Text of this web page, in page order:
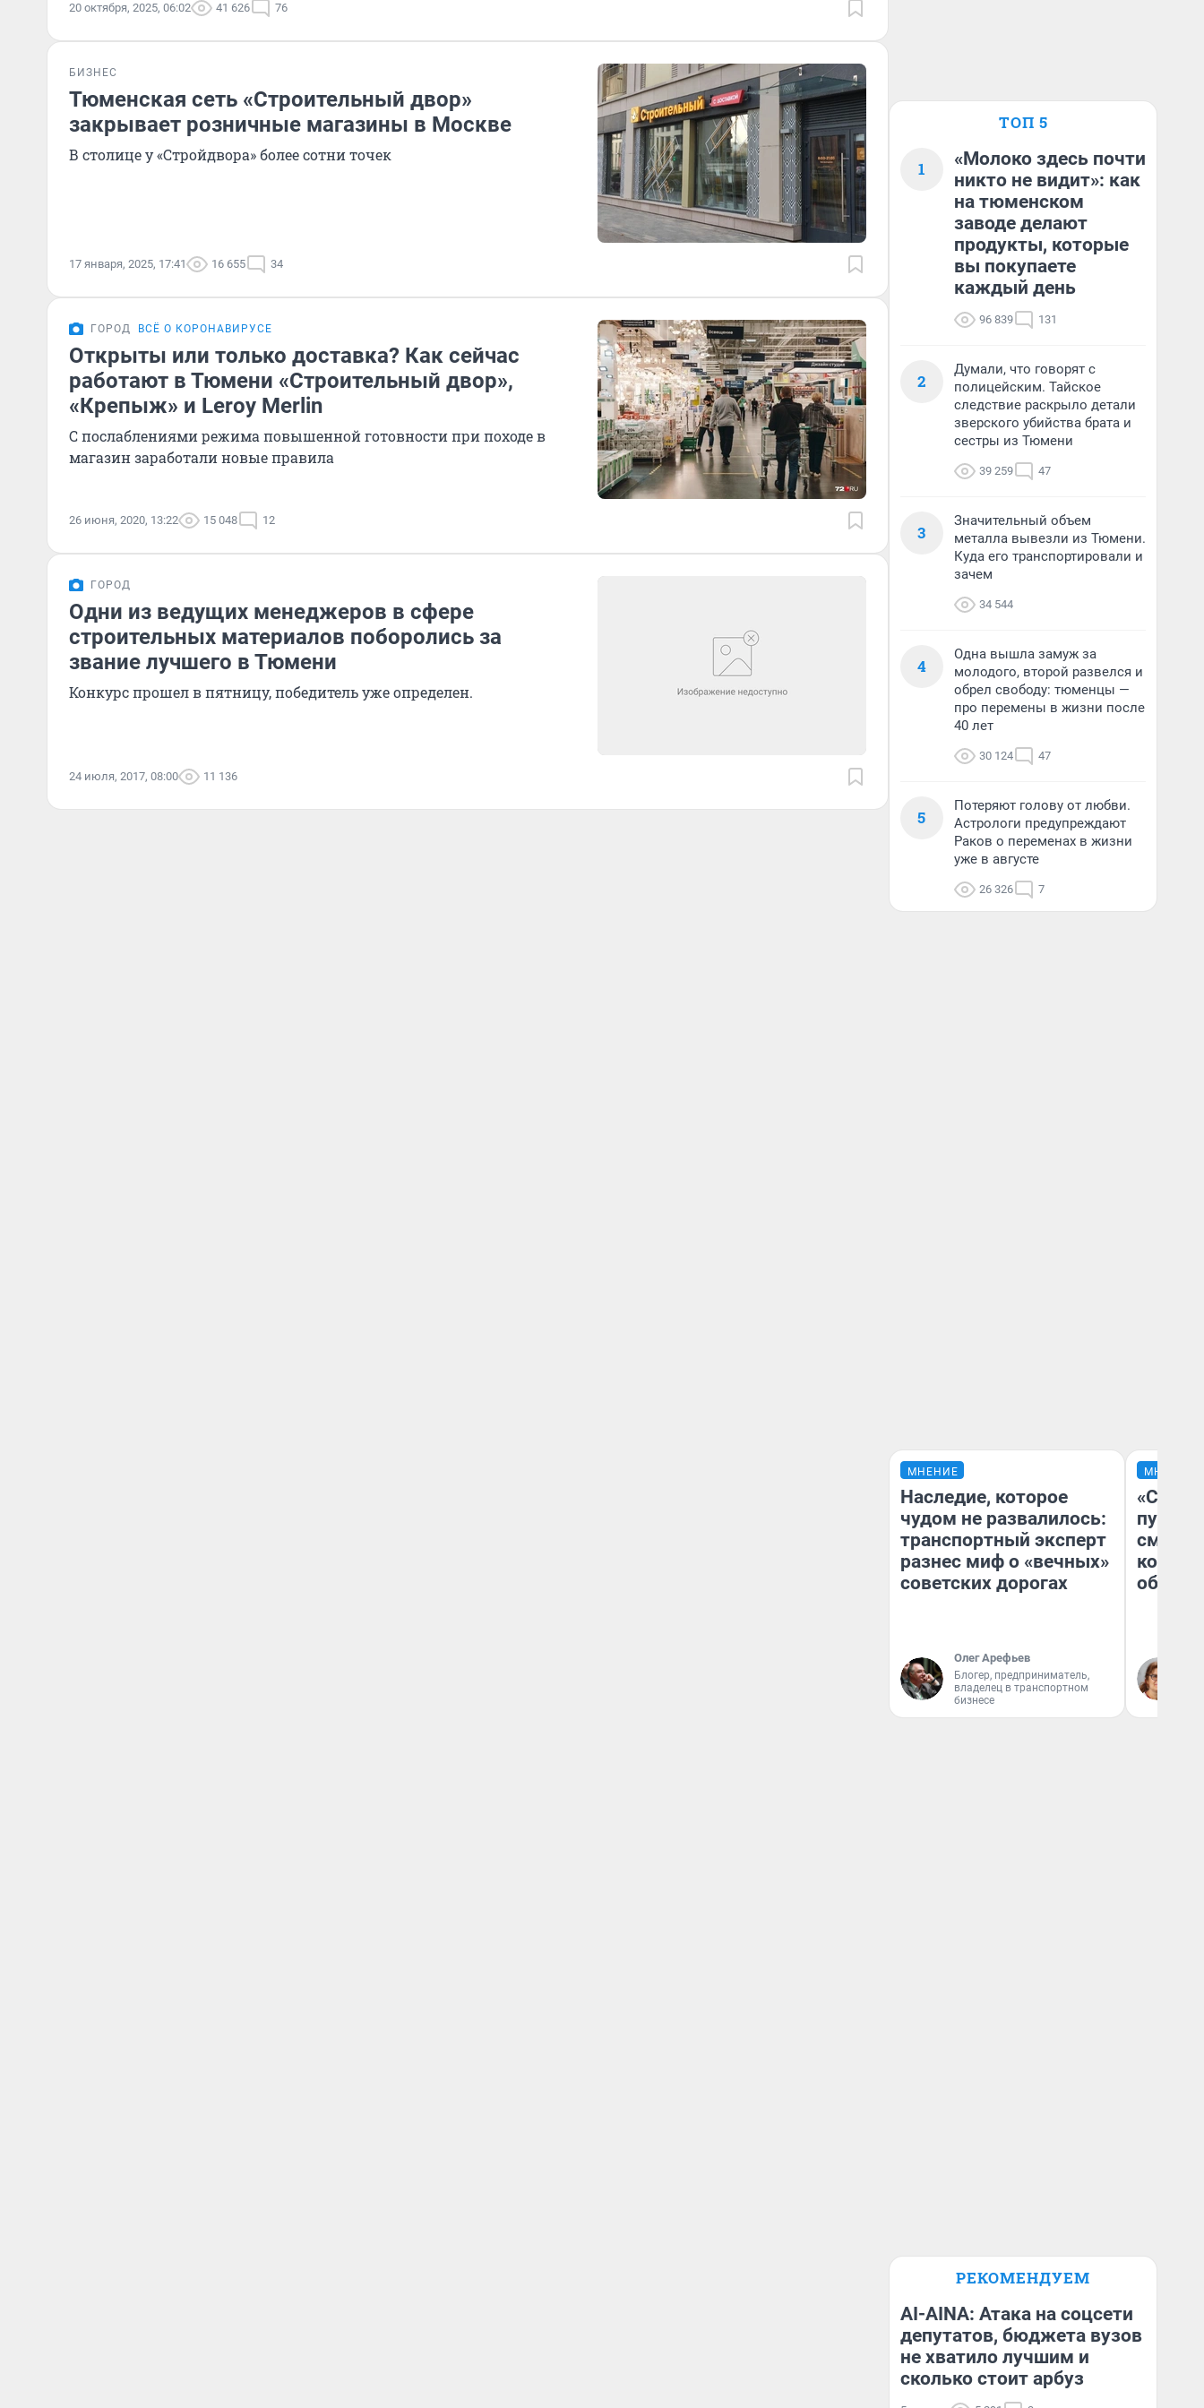
20 октября, 2025, 06:02 41 626 76
БИЗНЕС
Тюменская сеть «Строительный двор»
закрывает розничные магазины в Москве
В столице у «Стройдвора» более сотни точек
17 января, 2025, 17:41 16 655 34
ГОРОД ВСЁ О КОРОНАВИРУСЕ
Открыты или только доставка? Как сейчас
работают в Тюмени «Строительный двор»,
«Крепыж» и Leroy Merlin
С послаблениями режима повышенной готовности при походе в
магазин заработали новые правила
26 июня, 2020, 13:22 15 048 12
ГОРОД
Одни из ведущих менеджеров в сфере
строительных материалов поборолись за
звание лучшего в Тюмени
Конкурс прошел в пятницу, победитель уже определен.
24 июля, 2017, 08:00 11 136
ТОП 5
1
«Молоко здесь почти
никто не видит»: как
на тюменском
заводе делают
продукты, которые
вы покупаете
каждый день
96 839 131
2
Думали, что говорят с
полицейским. Тайское
следствие раскрыло детали
зверского убийства брата и
сестры из Тюмени
39 259 47
3
Значительный объем
металла вывезли из Тюмени.
Куда его транспортировали и
зачем
34 544
4
Одна вышла замуж за
молодого, второй развелся и
обрел свободу: тюменцы —
про перемены в жизни после
40 лет
30 124 47
5
Потеряют голову от любви.
Астрологи предупреждают
Раков о переменах в жизни
уже в августе
26 326 7
МНЕНИЕ
Наследие, которое
чудом не развалилось:
транспортный эксперт
разнес миф о «вечных»
советских дорогах
Олег Арефьев
Блогер, предприниматель,
владелец в транспортном
бизнесе
МНЕНИЕ
РЕКОМЕНДУЕМ
AI-AINA: Атака на соцсети
депутатов, бюджета вузов
не хватило лучшим и
сколько стоит арбуз